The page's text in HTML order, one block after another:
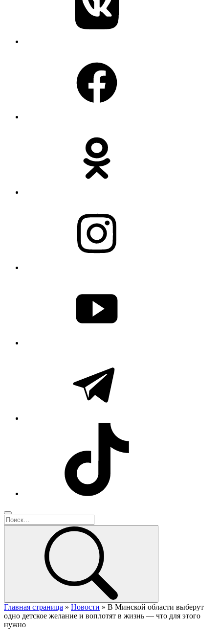
Главная страница » Новости » В Минской области выберут
одно детское желание и воплотят в жизнь — что для этого
нужно